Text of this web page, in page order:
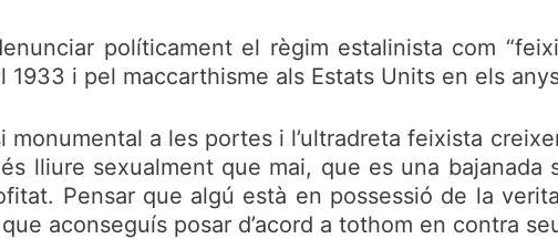
políticament el règim estalinista com
i pel maccarthisme als Estats Units en els
a les portes i l’ultradreta feixista
lliure sexualment que mai, que es una
Pensar que algú està en possessió de la
aconseguís posar d’acord a tothom en contra